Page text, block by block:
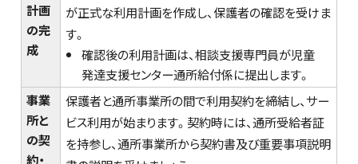
計画
の完
成
が正式な利用計画を作成し、保護者の確認を受けま
す。
確認後の利用計画は、相談支援専門員が児童
発達支援センター通所給付係に提出します。
事業
所と
の契
約・
保護者と通所事業所の間で利用契約を締結し、サー
ビス利用が始まります。契約時には、通所受給者証
を持参し、通所事業所から契約書及び重要事項説明